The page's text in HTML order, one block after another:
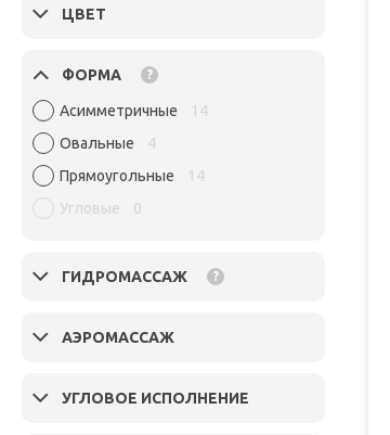
ЦВЕТ
ФОРМА ?
Асимметричные
14
Овальные
4
Прямоугольные
14
Угловые
0
ГИДРОМАССАЖ ?
АЭРОМАССАЖ
УГЛОВОЕ ИСПОЛНЕНИЕ